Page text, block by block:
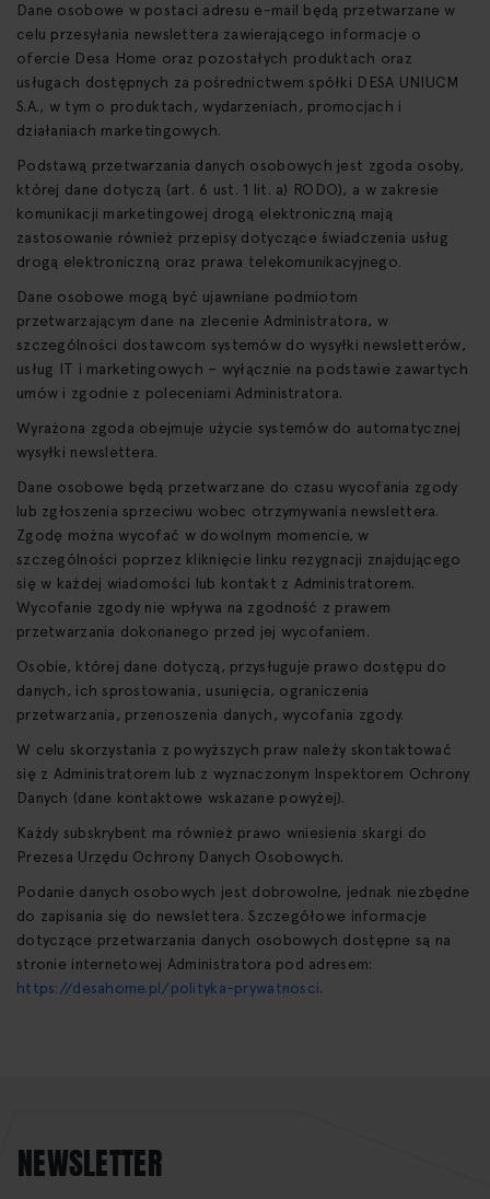
Dane osobowe w postaci adresu e-mail będą przetwarzane w
celu przesyłania newslettera zawierającego informacje o
ofercie Desa Home oraz pozostałych produktach oraz
usługach dostępnych za pośrednictwem spółki DESA UNIUCM
S.A., w tym o produktach, wydarzeniach, promocjach i
działaniach marketingowych.
Podstawą przetwarzania danych osobowych jest zgoda osoby,
której dane dotyczą (art. 6 ust. 1 lit. a) RODO), a w zakresie
komunikacji marketingowej drogą elektroniczną mają
zastosowanie również przepisy dotyczące świadczenia usług
drogą elektroniczną oraz prawa telekomunikacyjnego.
Dane osobowe mogą być ujawniane podmiotom
przetwarzającym dane na zlecenie Administratora, w
szczególności dostawcom systemów do wysyłki newsletterów,
usług IT i marketingowych – wyłącznie na podstawie zawartych
umów i zgodnie z poleceniami Administratora.
Wyrażona zgoda obejmuje użycie systemów do automatycznej
wysyłki newslettera.
Dane osobowe będą przetwarzane do czasu wycofania zgody
lub zgłoszenia sprzeciwu wobec otrzymywania newslettera.
Zgodę można wycofać w dowolnym momencie, w
szczególności poprzez kliknięcie linku rezygnacji znajdującego
się w każdej wiadomości lub kontakt z Administratorem.
Wycofanie zgody nie wpływa na zgodność z prawem
przetwarzania dokonanego przed jej wycofaniem.
Osobie, której dane dotyczą, przysługuje prawo dostępu do
danych, ich sprostowania, usunięcia, ograniczenia
przetwarzania, przenoszenia danych, wycofania zgody.
W celu skorzystania z powyższych praw należy skontaktować
się z Administratorem lub z wyznaczonym Inspektorem Ochrony
Danych (dane kontaktowe wskazane powyżej).
Każdy subskrybent ma również prawo wniesienia skargi do
Prezesa Urzędu Ochrony Danych Osobowych.
Podanie danych osobowych jest dobrowolne, jednak niezbędne
do zapisania się do newslettera. Szczegółowe informacje
dotyczące przetwarzania danych osobowych dostępne są na
stronie internetowej Administratora pod adresem:
https://desahome.pl/polityka-prywatnosci.
NEWSLETTER